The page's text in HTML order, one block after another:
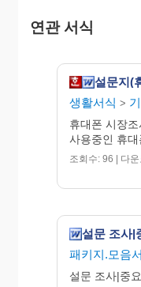
③ 업체에 대한
⑤ 기
7. 귀하께서
⑤ 3년이상
8. 귀하께서 휴
었는가?
(
9.귀하께서 사
1~3만원
연관 서식
설문지(
생활서식 >
휴대폰 시장
사용중인 휴
조회수: 96 | 다
설문 조사|
패키지.모음
설문 조사|중